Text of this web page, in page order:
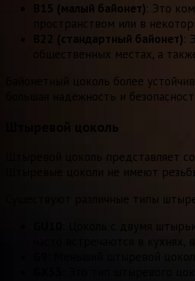
B15 (малый байонет): Это
пространством или в
B22 (стандартный байонет):
общественных местах, а
Байонетный цоколь более
большая надёжность и
Штыревой цоколь
Штыревой цоколь представляет
Штыревые цоколи не имеют
Существуют различные типы
: Цоколь с двумя
часто встречаются в
: Меньший штыревой
: Это тип штыревого